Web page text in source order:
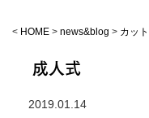
< HOME > news&blog > カット
成人式
2019.01.14